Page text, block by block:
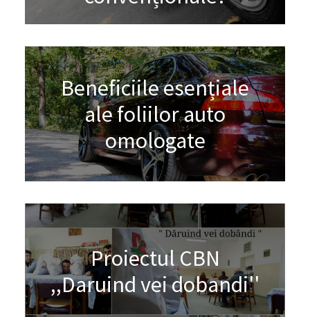
Beneficiile esențiale
ale foliilor auto
omologate
Proiectul CBN
,,Daruind vei dobandi''